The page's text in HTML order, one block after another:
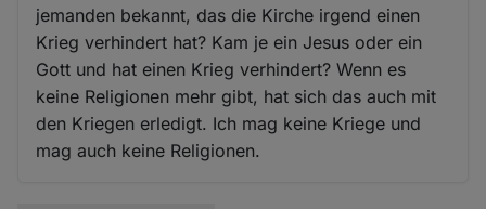
jemanden bekannt, das die Kirche irgend einen
Krieg verhindert hat? Kam je ein Jesus oder ein
Gott und hat einen Krieg verhindert? Wenn es
keine Religionen mehr gibt, hat sich das auch mit
den Kriegen erledigt. Ich mag keine Kriege und
mag auch keine Religionen.